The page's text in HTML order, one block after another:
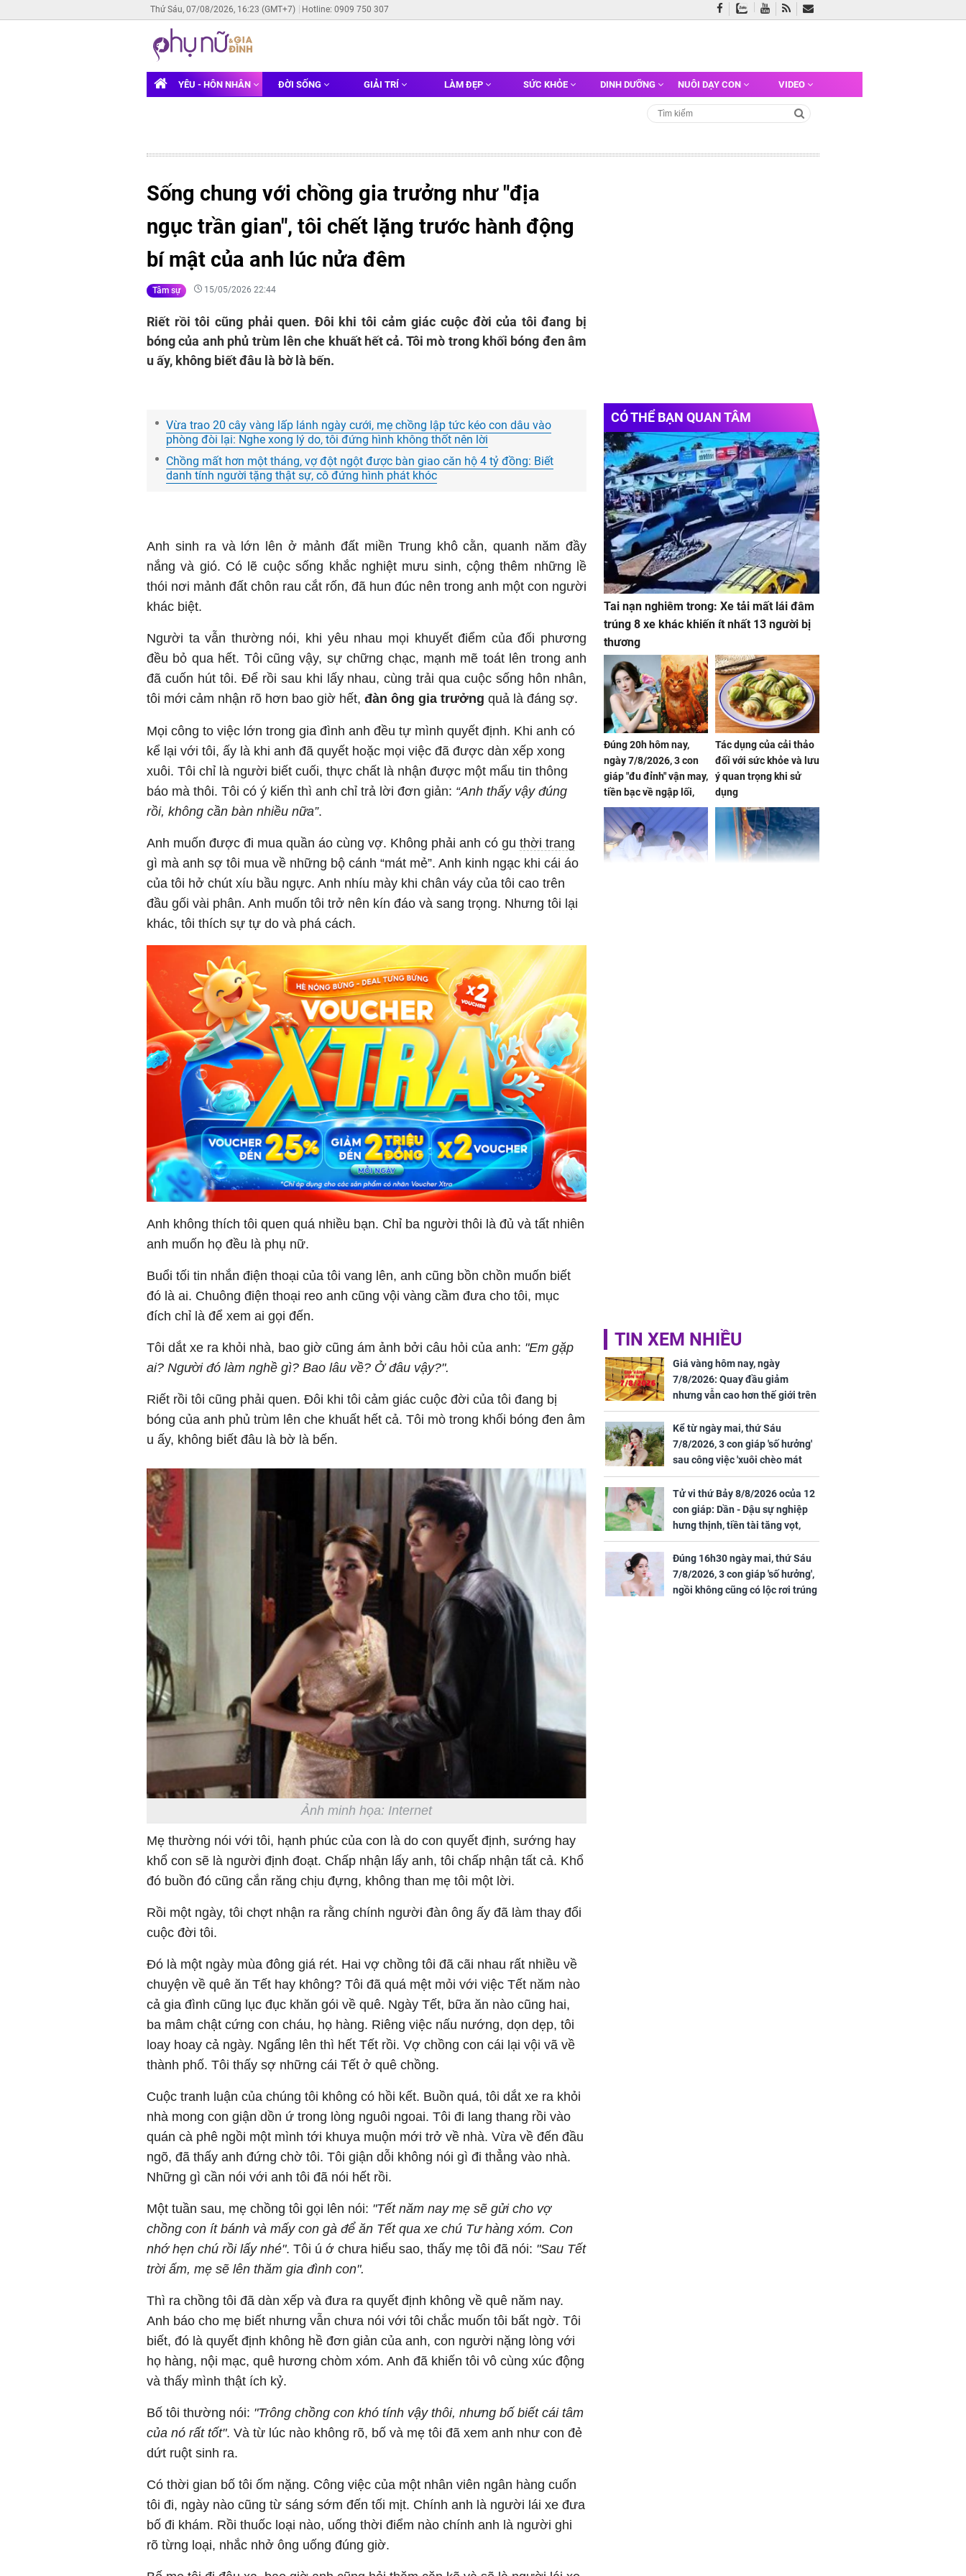
Thứ Sáu, 07/08/2026, 16:23 (GMT+7) Hotline: 0909 750 307
YÊU - HÔN NHÂN ĐỜI SỐNG GIẢI TRÍ LÀM ĐẸP SỨC KHỎE DINH DƯỠNG NUÔI DẠY CON VIDEO
Sống chung với chồng gia trưởng như "địa
ngục trần gian", tôi chết lặng trước hành động
bí mật của anh lúc nửa đêm
Tâm sự 15/05/2026 22:44
Riết rồi tôi cũng phải quen. Đôi khi tôi cảm giác cuộc đời của tôi đang bị
bóng của anh phủ trùm lên che khuất hết cả. Tôi mò trong khối bóng đen âm
u ấy, không biết đâu là bờ là bến.
Vừa trao 20 cây vàng lấp lánh ngày cưới, mẹ chồng lập tức kéo con dâu vào
phòng đòi lại: Nghe xong lý do, tôi đứng hình không thốt nên lời
Chồng mất hơn một tháng, vợ đột ngột được bàn giao căn hộ 4 tỷ đồng: Biết
danh tính người tặng thật sự, cô đứng hình phát khóc
Anh sinh ra và lớn lên ở mảnh đất miền Trung khô cằn, quanh năm đầy
nắng và gió. Có lẽ cuộc sống khắc nghiệt mưu sinh, cộng thêm những lề
thói nơi mảnh đất chôn rau cắt rốn, đã hun đúc nên trong anh một con người
khác biệt.
Người ta vẫn thường nói, khi yêu nhau mọi khuyết điểm của đối phương
đều bỏ qua hết. Tôi cũng vậy, sự chững chạc, mạnh mẽ toát lên trong anh
đã cuốn hút tôi. Để rồi sau khi lấy nhau, cùng trải qua cuộc sống hôn nhân,
tôi mới cảm nhận rõ hơn bao giờ hết, đàn ông gia trưởng quả là đáng sợ.
Mọi công to việc lớn trong gia đình anh đều tự mình quyết định. Khi anh có
kể lại với tôi, ấy là khi anh đã quyết hoặc mọi việc đã được dàn xếp xong
xuôi. Tôi chỉ là người biết cuối, thực chất là nhận được một mẩu tin thông
báo mà thôi. Tôi có ý kiến thì anh chỉ trả lời đơn giản: “Anh thấy vậy đúng
rồi, không cần bàn nhiều nữa”.
Anh muốn được đi mua quần áo cùng vợ. Không phải anh có gu thời trang
gì mà anh sợ tôi mua về những bộ cánh “mát mẻ”. Anh kinh ngạc khi cái áo
của tôi hở chút xíu bầu ngực. Anh nhíu mày khi chân váy của tôi cao trên
đầu gối vài phân. Anh muốn tôi trở nên kín đáo và sang trọng. Nhưng tôi lại
khác, tôi thích sự tự do và phá cách.
Anh không thích tôi quen quá nhiều bạn. Chỉ ba người thôi là đủ và tất nhiên
anh muốn họ đều là phụ nữ.
Buổi tối tin nhắn điện thoại của tôi vang lên, anh cũng bồn chồn muốn biết
đó là ai. Chuông điện thoại reo anh cũng vội vàng cầm đưa cho tôi, mục
đích chỉ là để xem ai gọi đến.
Tôi dắt xe ra khỏi nhà, bao giờ cũng ám ảnh bởi câu hỏi của anh: "Em gặp
ai? Người đó làm nghề gì? Bao lâu về? Ở đâu vậy?".
Riết rồi tôi cũng phải quen. Đôi khi tôi cảm giác cuộc đời của tôi đang bị
bóng của anh phủ trùm lên che khuất hết cả. Tôi mò trong khối bóng đen âm
u ấy, không biết đâu là bờ là bến.
Ảnh minh họa: Internet
Mẹ thường nói với tôi, hạnh phúc của con là do con quyết định, sướng hay
khổ con sẽ là người định đoạt. Chấp nhận lấy anh, tôi chấp nhận tất cả. Khổ
đó buồn đó cũng cắn răng chịu đựng, không than mẹ tôi một lời.
Rồi một ngày, tôi chợt nhận ra rằng chính người đàn ông ấy đã làm thay đổi
cuộc đời tôi.
Đó là một ngày mùa đông giá rét. Hai vợ chồng tôi đã cãi nhau rất nhiều về
chuyện về quê ăn Tết hay không? Tôi đã quá mệt mỏi với việc Tết năm nào
cả gia đình cũng lục đục khăn gói về quê. Ngày Tết, bữa ăn nào cũng hai,
ba mâm chật cứng con cháu, họ hàng. Riêng việc nấu nướng, dọn dẹp, tôi
loay hoay cả ngày. Ngẩng lên thì hết Tết rồi. Vợ chồng con cái lại vội vã về
thành phố. Tôi thấy sợ những cái Tết ở quê chồng.
Cuộc tranh luận của chúng tôi không có hồi kết. Buồn quá, tôi dắt xe ra khỏi
nhà mong con giận dồn ứ trong lòng nguôi ngoai. Tôi đi lang thang rồi vào
quán cà phê ngồi một mình tới khuya muộn mới trở về nhà. Vừa về đến đầu
ngõ, đã thấy anh đứng chờ tôi. Tôi giận dỗi không nói gì đi thẳng vào nhà.
Những gì cần nói với anh tôi đã nói hết rồi.
Một tuần sau, mẹ chồng tôi gọi lên nói: "Tết năm nay mẹ sẽ gửi cho vợ
chồng con ít bánh và mấy con gà để ăn Tết qua xe chú Tư hàng xóm. Con
nhớ hẹn chú rồi lấy nhé". Tôi ú ớ chưa hiểu sao, thấy mẹ tôi đã nói: "Sau Tết
trời ấm, mẹ sẽ lên thăm gia đình con".
Thì ra chồng tôi đã dàn xếp và đưa ra quyết định không về quê năm nay.
Anh báo cho mẹ biết nhưng vẫn chưa nói với tôi chắc muốn tôi bất ngờ. Tôi
biết, đó là quyết định không hề đơn giản của anh, con người nặng lòng với
họ hàng, nội mạc, quê hương chòm xóm. Anh đã khiến tôi vô cùng xúc động
và thấy mình thật ích kỷ.
Bố tôi thường nói: "Trông chồng con khó tính vậy thôi, nhưng bố biết cái tâm
của nó rất tốt". Và từ lúc nào không rõ, bố và mẹ tôi đã xem anh như con đẻ
dứt ruột sinh ra.
Có thời gian bố tôi ốm nặng. Công việc của một nhân viên ngân hàng cuốn
tôi đi, ngày nào cũng từ sáng sớm đến tối mịt. Chính anh là người lái xe đưa
bố đi khám. Rồi thuốc loại nào, uống thời điểm nào chính anh là người ghi
rõ từng loại, nhắc nhở ông uống đúng giờ.
CÓ THỂ BẠN QUAN TÂM
Tai nạn nghiêm trong: Xe tải mất lái đâm
trúng 8 xe khác khiến ít nhất 13 người bị
thương
Đúng 20h hôm nay,
ngày 7/8/2026, 3 con
giáp "đu đỉnh" vận may,
tiền bạc về ngập lối,
đón lộc ấm no, tình
tiền viên mãn
Tác dụng của cải thảo
đối với sức khỏe và lưu
ý quan trọng khi sử
dụng
TIN XEM NHIỀU
Giá vàng hôm nay, ngày
7/8/2026: Quay đầu giảm
nhưng vẫn cao hơn thế giới trên
7 triệu đồng
Kể từ ngày mai, thứ Sáu
7/8/2026, 3 con giáp 'số hưởng'
sau công việc 'xuôi chèo mát
mái', tiền tài 'thu về như nước',
tình duyên viên mãn
Tử vi thứ Bảy 8/8/2026 ocủa 12
con giáp: Dần - Dậu sự nghiệp
hưng thịnh, tiền tài tăng vọt,
Mão - Thân công việc bất trắc,
tiền mất tật mang
Đúng 16h30 ngày mai, thứ Sáu
7/8/2026, 3 con giáp 'số hưởng',
ngồi không cũng có lộc rơi trúng